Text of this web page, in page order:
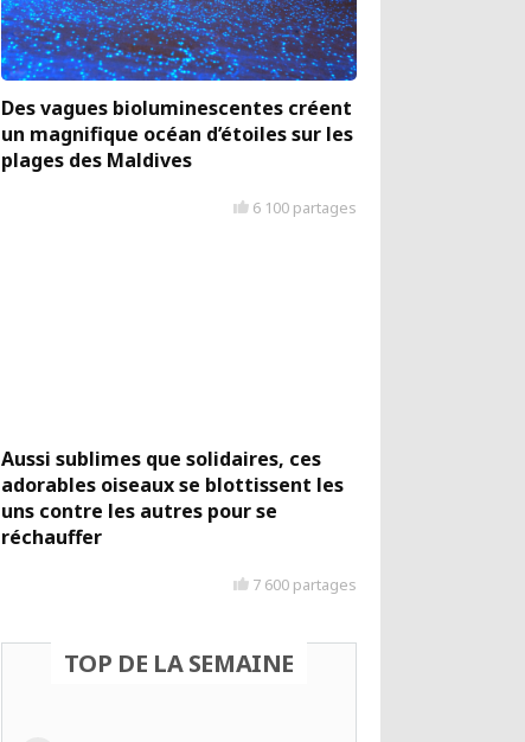
Des vagues bioluminescentes créent
un magnifique océan d’étoiles sur les
plages des Maldives
6 100 partages
Aussi sublimes que solidaires, ces
adorables oiseaux se blottissent les
uns contre les autres pour se
réchauffer
7 600 partages
TOP DE LA SEMAINE